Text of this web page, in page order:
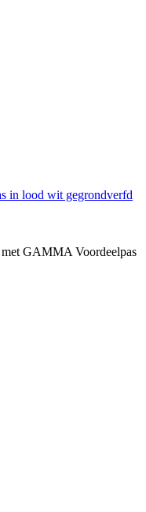
in lood wit gegrondverfd
GAMMA Voordeelpas